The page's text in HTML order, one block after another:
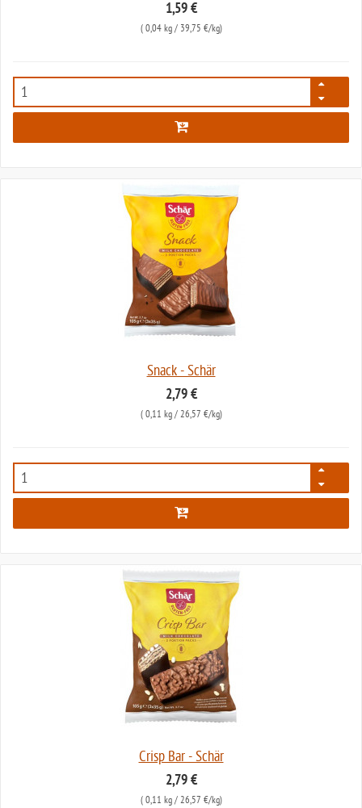
1,59 €
( 0,04 kg/ 39,75 €/kg)
91
Snack - Schär
2,79 €
( 0,11 kg/ 26,57 €/kg)
92
Crisp Bar - Schär
2,79 €
( 0,11 kg/ 26,57 €/kg)